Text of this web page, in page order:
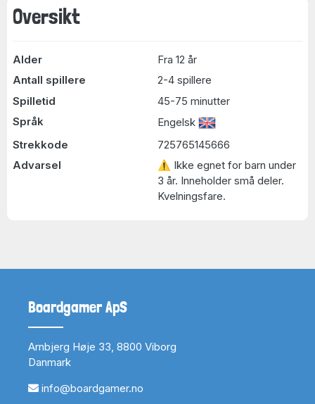
Oversikt
Alder
Fra 12 år
Antall spillere
2-4 spillere
Spilletid
45-75 minutter
Språk
Engelsk
Strekkode
725765145666
Advarsel
⚠ Ikke egnet for barn under
3 år. Inneholder små deler.
Kvelningsfare.
Boardgamer ApS
Arnbjerg Høje 33, 8800 Viborg
Danmark
info@boardgamer.no